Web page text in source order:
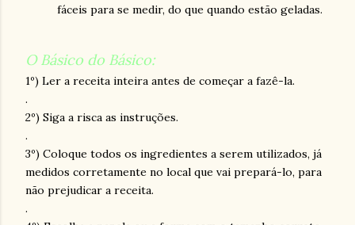
fáceis para se medir, do que quando estão geladas.
O Básico do Básico:
1º) Ler a receita inteira antes de começar a fazê-la.
.
2º) Siga a risca as instruções.
.
3º) Coloque todos os ingredientes a serem utilizados, já
medidos corretamente no local que vai prepará-lo, para
não prejudicar a receita.
.